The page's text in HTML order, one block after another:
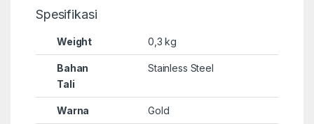
Spesifikasi
Weight 0,3 kg
Bahan
Tali
Stainless Steel
Warna Gold